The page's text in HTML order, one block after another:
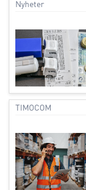
Nyheter
TIMOCOM